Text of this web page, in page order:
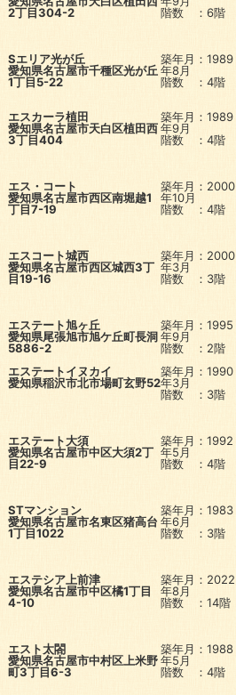
2丁目304-2
階数 ：6階
Sエリア光が丘
愛知県名古屋市千種区光が丘
1丁目5-22
築年月：1989
年8月
階数 ：4階
エスカーラ植田
愛知県名古屋市天白区植田西
3丁目404
築年月：1989
年9月
階数 ：4階
エス・コート
愛知県名古屋市西区南堀越1
丁目7-19
築年月：2000
年10月
階数 ：4階
エスコート城西
愛知県名古屋市西区城西3丁
目19-16
築年月：2000
年3月
階数 ：3階
エステート旭ヶ丘
愛知県尾張旭市旭ケ丘町長洞
5886-2
築年月：1995
年9月
階数 ：2階
エステートイヌカイ
愛知県稲沢市北市場町玄野52
築年月：1990
年3月
階数 ：3階
エステート大須
愛知県名古屋市中区大須2丁
目22-9
築年月：1992
年5月
階数 ：4階
STマンション
愛知県名古屋市名東区猪高台
1丁目1022
築年月：1983
年6月
階数 ：3階
エステシア上前津
愛知県名古屋市中区橘1丁目
4-10
築年月：2022
年8月
階数 ：14階
エスト太閤
愛知県名古屋市中村区上米野
町3丁目6-3
築年月：1988
年5月
階数 ：4階